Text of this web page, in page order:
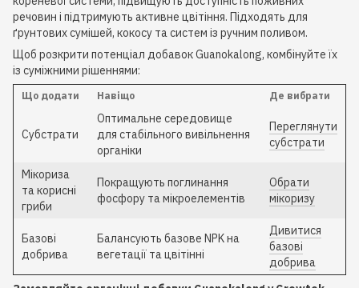
речовин і підтримують активне цвітіння. Підходять для
ґрунтових сумішей, кокосу та систем із ручним поливом.
Щоб розкрити потенціал добавок Guanokalong, комбінуйте їх
із суміжними рішеннями:
Що додати Навіщо Де вибрати
Субстрати
Оптимальне середовище
для стабільного вивільнення
органіки
Переглянути
субстрати
Мікориза
та корисні
гриби
Покращують поглинання
фосфору та мікроелементів
Обрати
мікоризу
Базові
добрива
Балансують базове NPK на
вегетації та цвітінні
Дивитися
базові
добрива